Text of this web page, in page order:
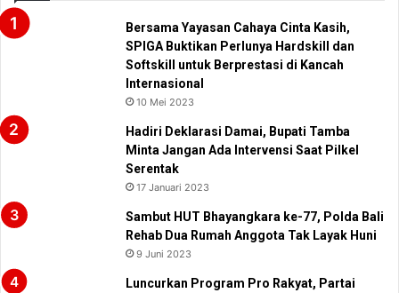
Bersama Yayasan Cahaya Cinta Kasih,
SPIGA Buktikan Perlunya Hardskill dan
Softskill untuk Berprestasi di Kancah
Internasional
10 Mei 2023
Hadiri Deklarasi Damai, Bupati Tamba
Minta Jangan Ada Intervensi Saat Pilkel
Serentak
17 Januari 2023
Sambut HUT Bhayangkara ke-77, Polda Bali
Rehab Dua Rumah Anggota Tak Layak Huni
9 Juni 2023
Luncurkan Program Pro Rakyat, Partai